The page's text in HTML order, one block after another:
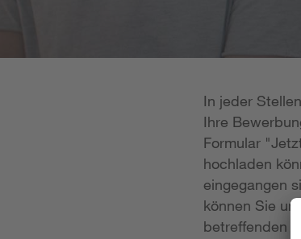
In jeder
Ihre
Formular
hochladen
eingegangen
können Sie
betreffenden